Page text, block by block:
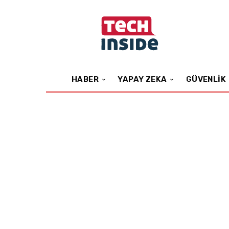
HABER YAPAY ZEKA GÜVENLIK